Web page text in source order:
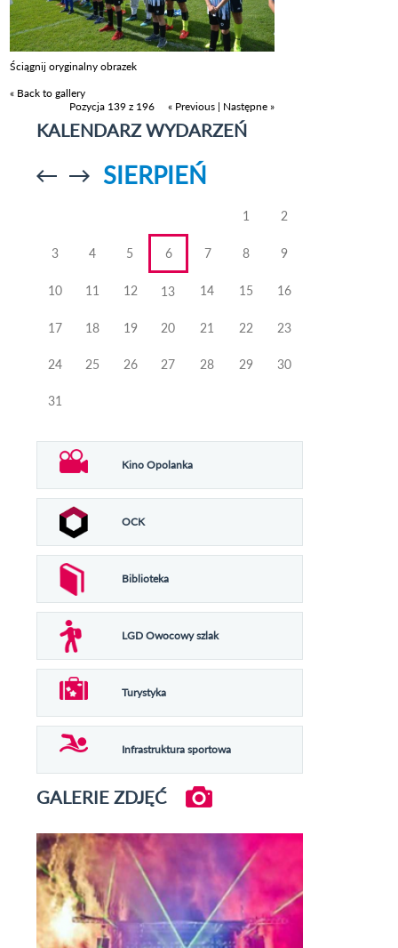
Ściągnij oryginalny obrazek
« Back to gallery
Pozycja 139 z 196
« Previous | Następne »
KALENDARZ WYDARZEŃ
Przejdź doPrzejdź do
SIERPIEŃ
1 2
3 4 5 6 7 8 9
10 11 12 13 14 15 16
17 18 19 20 21 22 23
24 25 26 27 28 29 30
31
Kino Opolanka
OCK
Biblioteka
LGD Owocowy szlak
Turystyka
Infrastruktura sportowa
GALERIE ZDJĘĆ